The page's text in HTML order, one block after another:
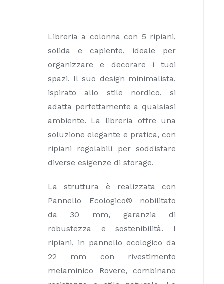
Libreria a colonna con 5 ripiani,
solida e capiente, ideale per
organizzare e decorare i tuoi
spazi. Il suo design minimalista,
ispirato allo stile nordico, si
adatta perfettamente a qualsiasi
ambiente. La libreria offre una
soluzione elegante e pratica, con
ripiani regolabili per soddisfare
diverse esigenze di storage.
La struttura è realizzata con
Pannello Ecologico® nobilitato
da 30 mm, garanzia di
robustezza e sostenibilità. I
ripiani, in pannello ecologico da
22 mm con rivestimento
melaminico Rovere, combinano